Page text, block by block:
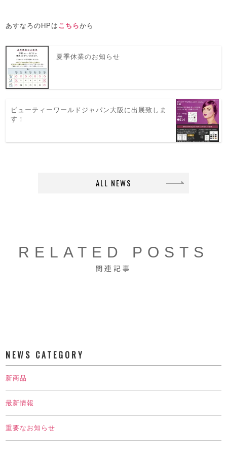
あすなろのHPは こちらから
夏季休業のお知らせ
ビューティーワールドジャパン大阪に出展致しま
す！
ALL NEWS
RELATED POSTS
関連記事
NEWS CATEGORY
新商品
最新情報
重要なお知らせ